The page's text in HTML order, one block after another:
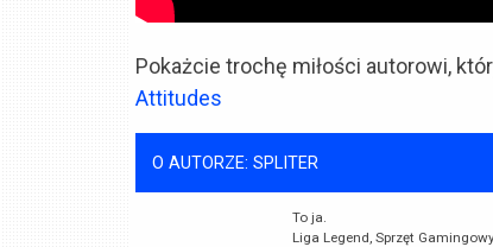
Pokażcie trochę miłości autorowi,
Attitudes
O AUTORZE: SPLITER
To ja.
Liga Legend, Sprzęt